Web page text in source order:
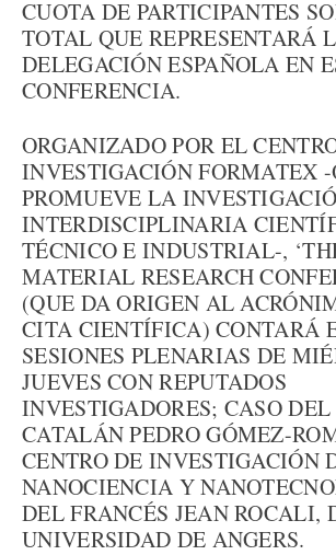
CUOTA DE PARTICIPANTES
TOTAL QUE REPRESENTARÁ
DELEGACIÓN ESPAÑOLA EN
CONFERENCIA.
ORGANIZADO POR EL
INVESTIGACIÓN FORMATEX -
PROMUEVE LA
INTERDISCIPLINARIA
TÉCNICO E INDUSTRIAL-,
MATERIAL RESEARCH
(QUE DA ORIGEN AL
CITA CIENTÍFICA) CONTARÁ
SESIONES PLENARIAS DE
JUEVES CON REPUTADOS
INVESTIGADORES; CASO DEL
CATALÁN PEDRO GÓMEZ-
CENTRO DE INVESTIGACIÓN
NANOCIENCIA Y
DEL FRANCÉS JEAN ROCALI,
UNIVERSIDAD DE ANGERS.